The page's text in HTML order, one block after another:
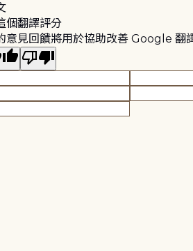
個翻譯評分
意見回饋將用於協助改善 Google 翻